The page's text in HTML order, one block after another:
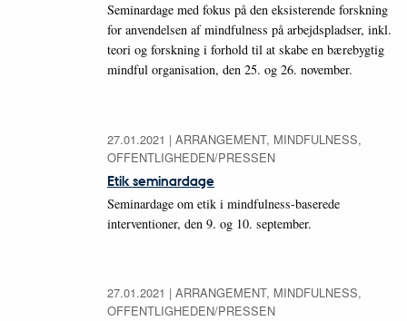
Seminardage med fokus på den eksisterende forskning
for anvendelsen af mindfulness på arbejdspladser, inkl.
teori og forskning i forhold til at skabe en bærebygtig
mindful organisation, den 25. og 26. november.
27.01.2021 | ARRANGEMENT, MINDFULNESS,
OFFENTLIGHEDEN/PRESSEN
Etik seminardage
Seminardage om etik i mindfulness-baserede
interventioner, den 9. og 10. september.
27.01.2021 | ARRANGEMENT, MINDFULNESS,
OFFENTLIGHEDEN/PRESSEN